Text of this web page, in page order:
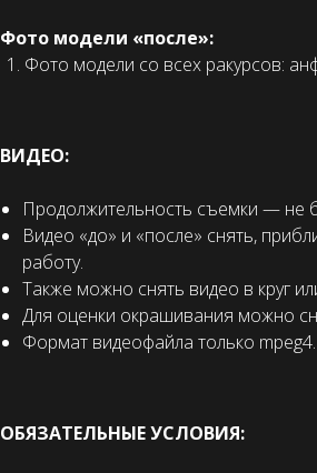
Фото модели «после»:
Фото модели со всех ракурсов:
ВИДЕО:
Продолжительность съемки — не
Видео «до» и «после» снять,
работу.
Также можно снять видео в круг
Для оценки окрашивания можно
Формат видеофайла только mpeg4.
ОБЯЗАТЕЛЬНЫЕ УСЛОВИЯ: